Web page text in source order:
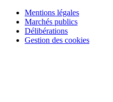
Mentions légales
Marchés publics
Délibérations
Gestion des cookies